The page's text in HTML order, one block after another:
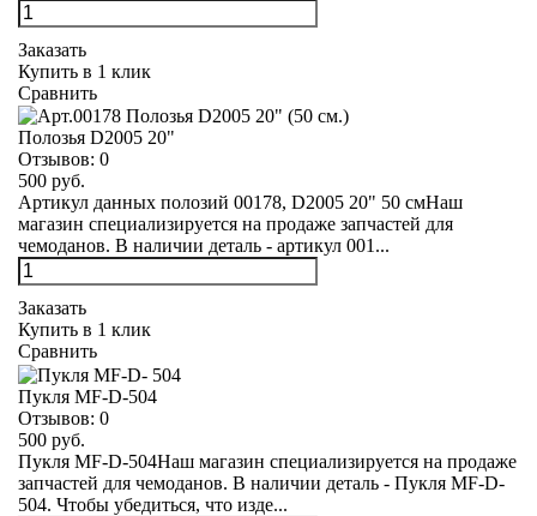
Заказать
Купить в 1 клик
Сравнить
Полозья D2005 20"
Отзывов: 0
500 руб.
Артикул данных полозий 00178, D2005 20" 50 смНаш
магазин специализируется на продаже запчастей для
чемоданов. В наличии деталь - артикул 001...
Заказать
Купить в 1 клик
Сравнить
Пукля MF-D-504
Отзывов: 0
500 руб.
Пукля MF-D-504Наш магазин специализируется на продаже
запчастей для чемоданов. В наличии деталь - Пукля MF-D-
504. Чтобы убедиться, что изде...